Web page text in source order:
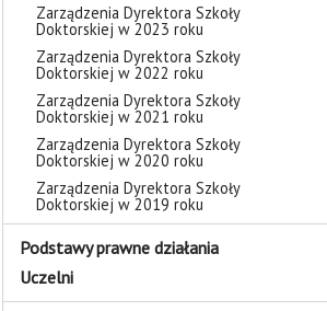
Zarządzenia Dyrektora Szkoły
Doktorskiej w 2023 roku
Zarządzenia Dyrektora Szkoły
Doktorskiej w 2022 roku
Zarządzenia Dyrektora Szkoły
Doktorskiej w 2021 roku
Zarządzenia Dyrektora Szkoły
Doktorskiej w 2020 roku
Zarządzenia Dyrektora Szkoły
Doktorskiej w 2019 roku
Podstawy prawne działania
Uczelni